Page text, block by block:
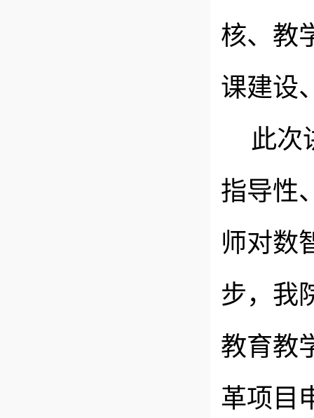
核、教
课建设
此次
指导性
师对数
步，我
教育教
革项目